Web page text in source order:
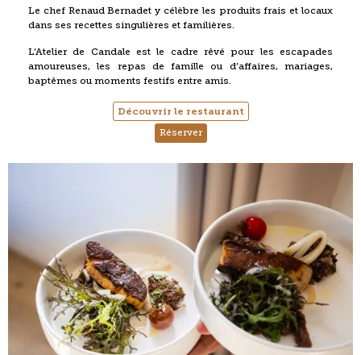
Le chef Renaud Bernadet y célèbre les produits frais et locaux
dans ses recettes singulières et familières.
L’Atelier de Candale est le cadre rêvé pour les escapades
amoureuses, les repas de famille ou d’affaires, mariages,
baptêmes ou moments festifs entre amis.
Découvrir le restaurant
Réserver